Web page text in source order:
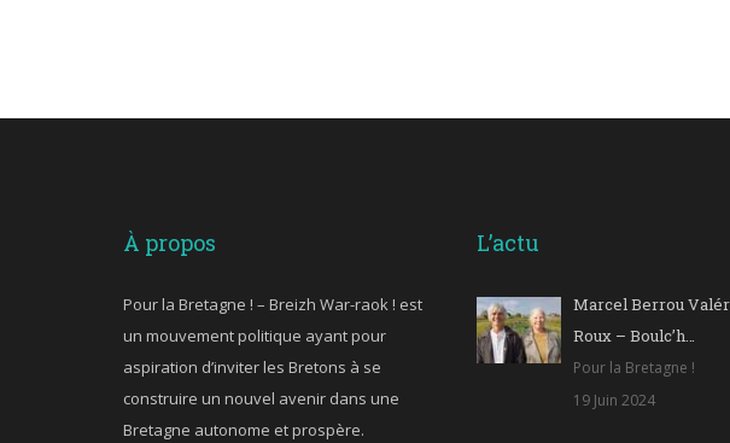
À propos
Pour la Bretagne ! – Breizh War-raok ! est
un mouvement politique ayant pour
aspiration d’inviter les Bretons à se
construire un nouvel avenir dans une
Bretagne autonome et prospère.
L’actu
Marcel Berrou
Roux – Boulc’h…
Pour la Bretagne !
19 Juin 2024